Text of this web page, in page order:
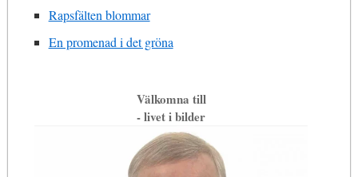
Rapsfälten blommar
En promenad i det gröna
Välkomna till
- livet i bilder